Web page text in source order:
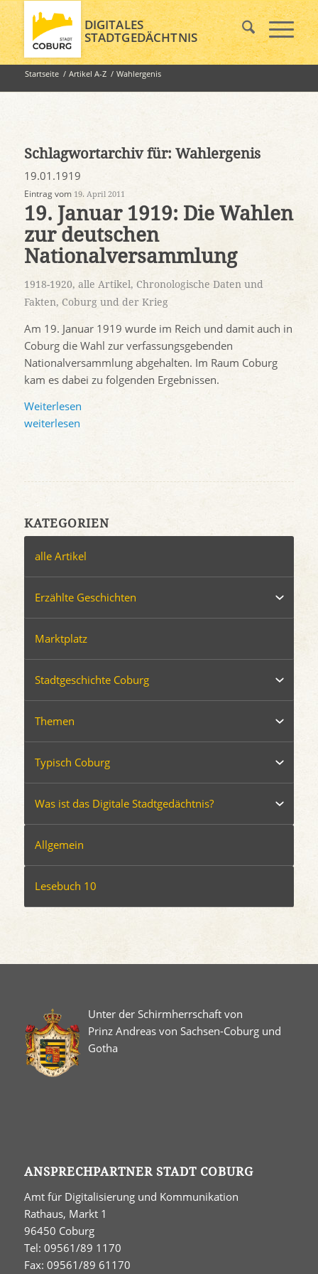
DIGITALES
STADTGEDÄCHTNIS
Startseite / Artikel A-Z / Wahlergenis
Schlagwortarchiv für: Wahlergenis
19.01.1919
Eintrag vom 19. April 2011
19. Januar 1919: Die Wahlen
zur deutschen
Nationalversammlung
1918-1920, alle Artikel, Chronologische Daten und
Fakten, Coburg und der Krieg
Am 19. Januar 1919 wurde im Reich und damit auch in
Coburg die Wahl zur verfassungsgebenden
Nationalversammlung abgehalten. Im Raum Coburg
kam es dabei zu folgenden Ergebnissen.
Weiterlesen
weiterlesen
KATEGORIEN
alle Artikel
Erzählte Geschichten
Marktplatz
Stadtgeschichte Coburg
Themen
Typisch Coburg
Was ist das Digitale Stadtgedächtnis?
Allgemein
Lesebuch 10
Unter der Schirmherrschaft von
Prinz Andreas von Sachsen-Coburg und
Gotha
ANSPRECHPARTNER STADT COBURG
Amt für Digitalisierung und Kommunikation
Rathaus, Markt 1
96450 Coburg
Tel: 09561/89 1170
Fax: 09561/89 61170